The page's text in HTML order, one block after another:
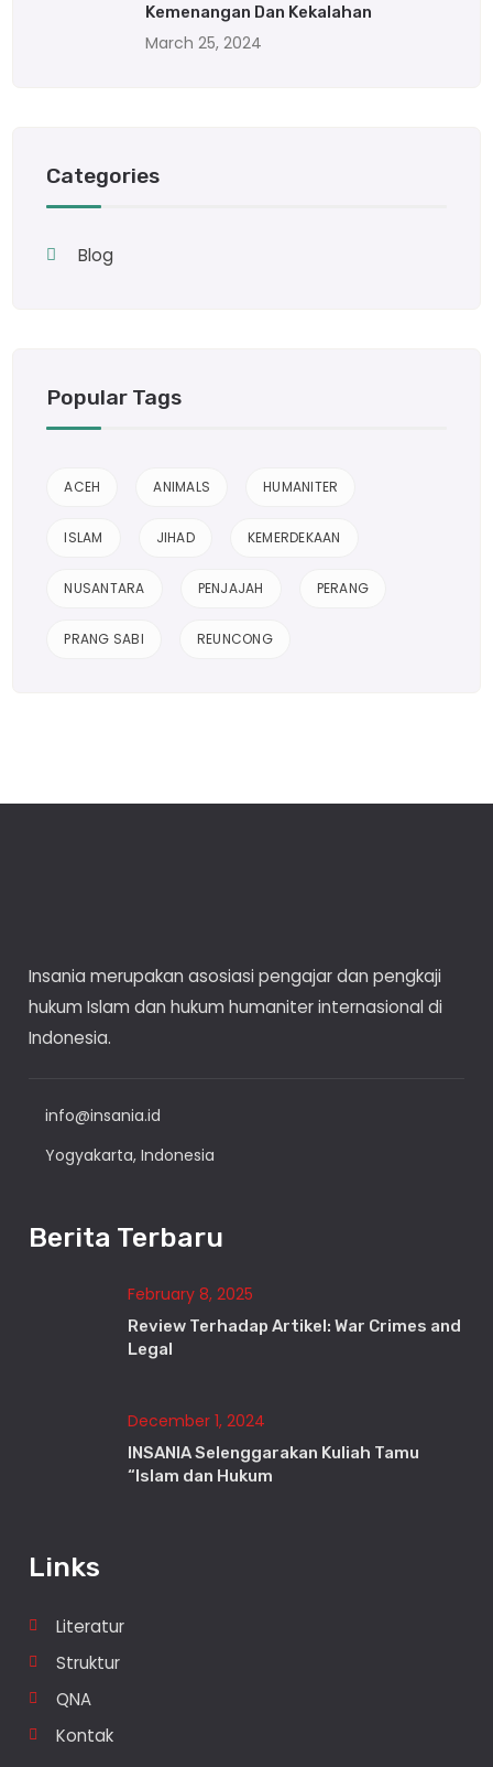
Kemenangan Dan Kekalahan
March 25, 2024
Categories
Blog
Popular Tags
ACEH ANIMALS HUMANITER
ISLAM JIHAD KEMERDEKAAN
NUSANTARA PENJAJAH PERANG
PRANG SABI REUNCONG
Insania merupakan asosiasi pengajar dan pengkaji
hukum Islam dan hukum humaniter internasional di
Indonesia.
info@insania.id
Yogyakarta, Indonesia
Berita Terbaru
February 8, 2025
Review Terhadap Artikel: War Crimes and
Legal
December 1, 2024
INSANIA Selenggarakan Kuliah Tamu
“Islam dan Hukum
Links
Literatur
Struktur
QNA
Kontak